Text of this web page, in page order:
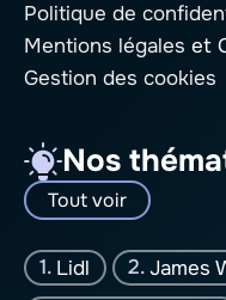
Politique de
Mentions légales et
Gestion des cookies
Nos
Tout voir
Lidl James